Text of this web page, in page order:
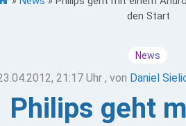
den Start
News
21:17 Uhr , von Daniel
Philips geht